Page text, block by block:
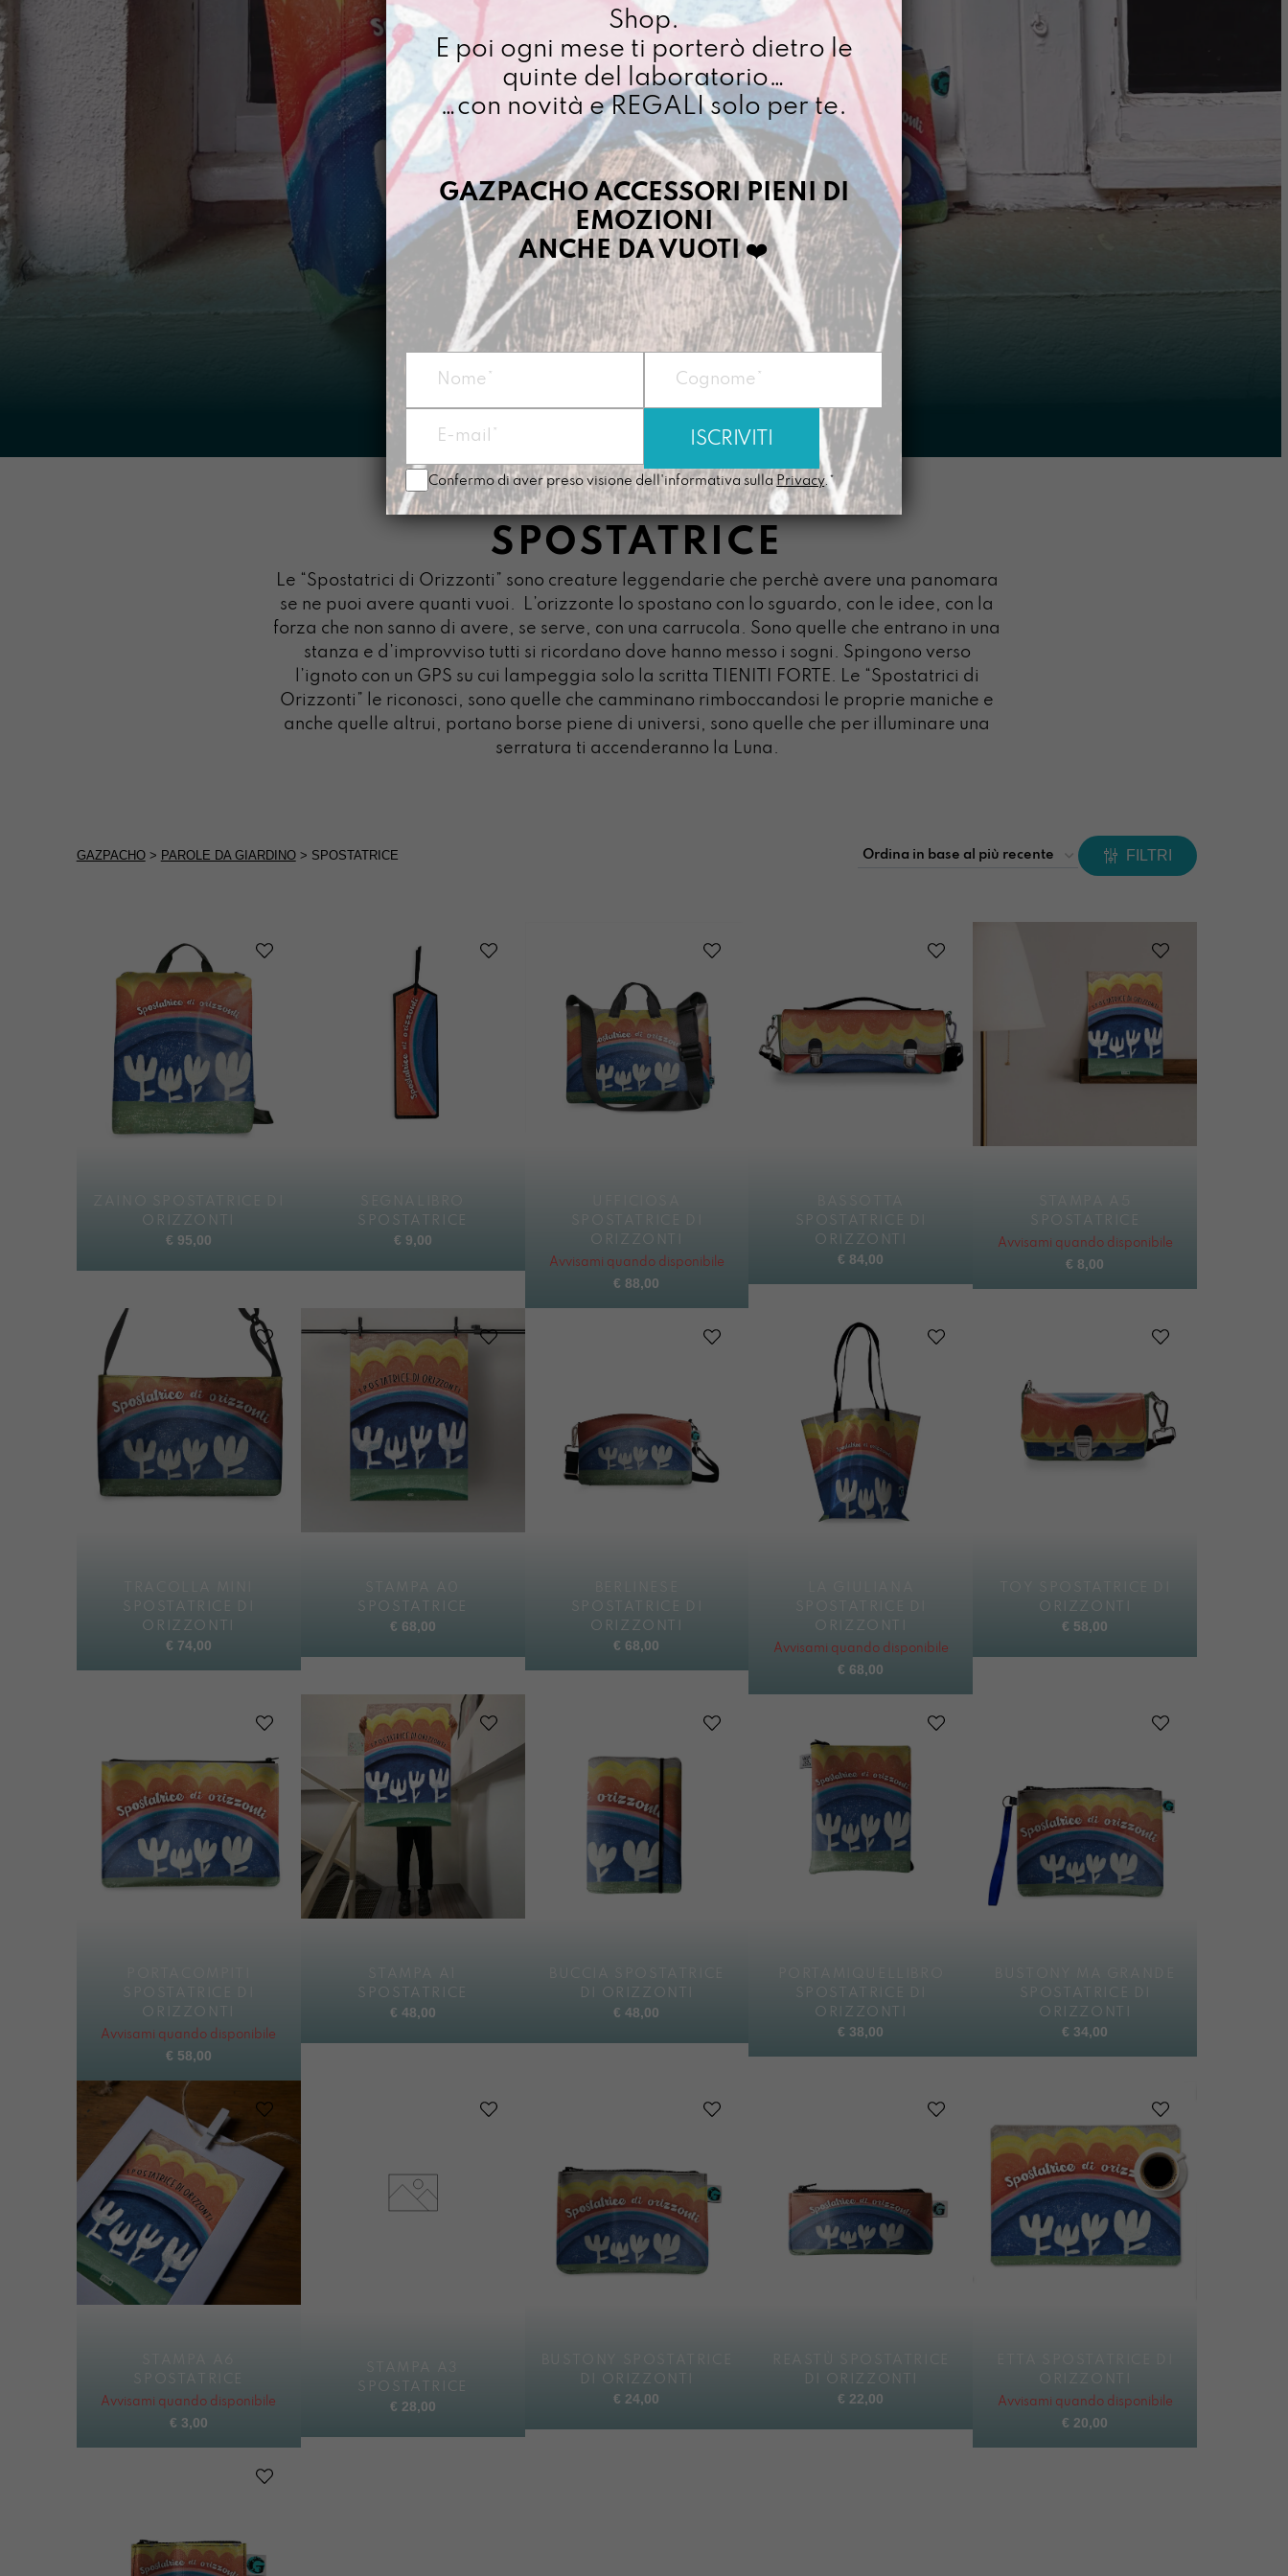
SPOSTATRICE
Le “Spostatrici di Orizzonti” sono creature leggendarie che perchè avere una panomara
se ne puoi avere quanti vuoi.
L’orizzonte lo spostano con lo sguardo, con le idee, con la
forza che non sanno di avere, se serve, con una carrucola. Sono quelle che entrano in una
stanza e d’improvviso tutti si ricordano dove hanno messo i sogni. Spingono verso
l’ignoto con un GPS su cui lampeggia solo la scritta TIENITI FORTE. Le “Spostatrici di
Orizzonti” le riconosci, sono quelle che camminano rimboccandosi le proprie maniche e
anche quelle altrui, portano borse piene di universi, sono quelle che per illuminare una
serratura ti accenderanno la Luna.
GAZPACHO> PAROLE DA GIARDINO> SPOSTATRICE FILTRI
ORIZZONTI
€ 95,00
SPOSTATRICE
€ 9,00
ORIZZONTI
Avvisami quando disponibile
€ 88,00
SPOSTATRICE DI
ORIZZONTI
€ 84,00
SPOSTATRICE
Avvisami quando disponibile
€ 8,00
SPOSTATRICE DI
ORIZZONTI
€ 74,00
STAMPA A0
SPOSTATRICE
€ 68,00
SPOSTATRICE DI
ORIZZONTI
€ 68,00
ORIZZONTI
Avvisami quando disponibile
€ 68,00
ORIZZONTI
€ 58,00
ORIZZONTI
Avvisami quando disponibile
€ 58,00
SPOSTATRICE
€ 48,00
DI ORIZZONTI
€ 48,00
SPOSTATRICE DI
ORIZZONTI
€ 38,00
SPOSTATRICE DI
ORIZZONTI
€ 34,00
SPOSTATRICE
Avvisami quando disponibile
€ 3,00
SPOSTATRICE
€ 28,00
DI ORIZZONTI
€ 24,00
DI ORIZZONTI
€ 22,00
ORIZZONTI
Avvisami quando disponibile
€ 20,00
Shop.
E poi ogni mese ti porterò dietro le
quinte del laboratorio…
…con novità e REGALI solo per te.
GAZPACHO ACCESSORI PIENI DI
EMOZIONI
ANCHE DA VUOTI❤️
Confermo di aver preso visione dell'informativa sulla Privacy.*